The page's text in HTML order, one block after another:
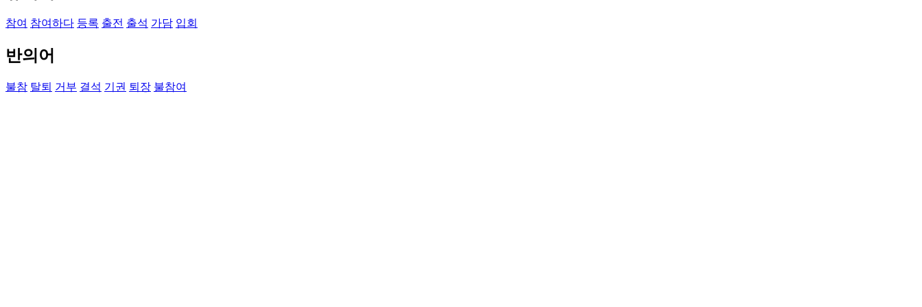
참여 참여하다 등록 출전 출석 가담 입회
반의어
불참 탈퇴 거부 결석 기권 퇴장 불참여